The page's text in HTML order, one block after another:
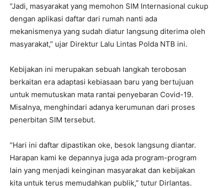
“Jadi, masyarakat yang memohon SIM Internasional cukup
dengan aplikasi daftar dari rumah nanti ada
mekanismenya yang sudah diatur langsung diterima oleh
masyarakat,” ujar Direktur Lalu Lintas Polda NTB ini.
Kebijakan ini merupakan sebuah langkah terobosan
berkaitan era adaptasi kebiasaan baru yang bertujuan
untuk memutuskan mata rantai penyebaran Covid-19.
Misalnya, menghindari adanya kerumunan dari proses
penerbitan SIM tersebut.
“Hari ini daftar dipastikan oke, besok langsung diantar.
Harapan kami ke depannya juga ada program-program
lain yang menjadi keinginan masyarakat dan kebijakan
kita untuk terus memudahkan publik,” tutur Dirlantas.